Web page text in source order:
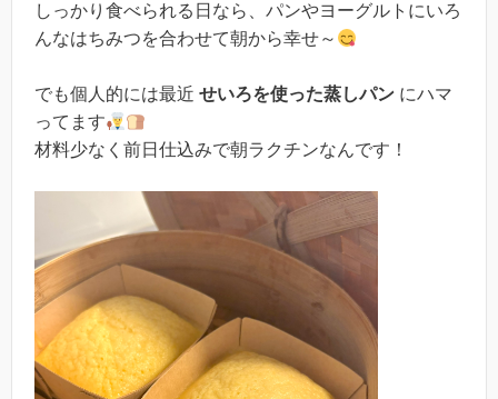
しっかり食べられる日なら、パンやヨーグルトにいろ
んなはちみつを合わせて朝から幸せ～
でも個人的には最近 せいろを使った蒸しパン にハマ
ってます
材料少なく前日仕込みで朝ラクチンなんです！